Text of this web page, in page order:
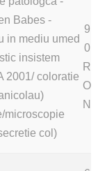
Babes -
in mediu umed
insistem
2001/ coloratie
microscopie
col)
9
0
R
O
N